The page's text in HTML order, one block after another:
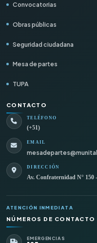
Convocatorias
Obras públicas
Seguridad ciudadana
Mesa de partes
TUPA
CONTACTO
TELÉFONO
(+51)
EMAIL
DIRECCIÓN
Av. Confraternidad N° 150
ATENCIÓN INMEDIATA
NÚMEROS DE CONTACTO
EMERGENCIAS